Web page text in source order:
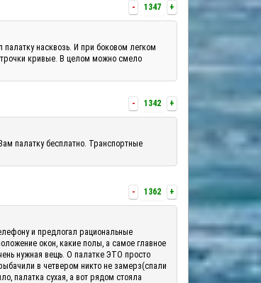
- 1347 +
насквозь. И при боковом легком
кривые. В целом можно смело
- 1342 +
палатку бесплатно. Транспортные
- 1362 +
и предлогал рациональные
окон, какие полы, а самое главное
нужная вещь. О палатке ЭТО просто
в четвером никто не замерз(спали
палатка сухая, а вот рядом стояла